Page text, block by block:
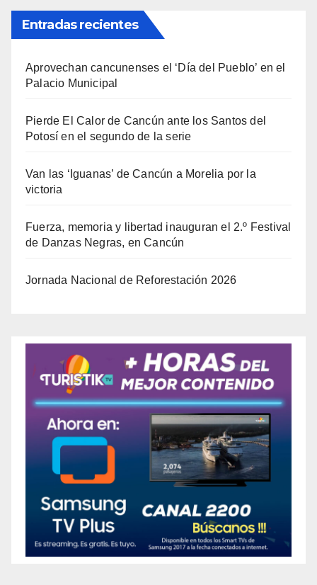
Entradas recientes
Aprovechan cancunenses el ‘Día del Pueblo’ en el
Palacio Municipal
Pierde El Calor de Cancún ante los Santos del
Potosí en el segundo de la serie
Van las ‘Iguanas’ de Cancún a Morelia por la
victoria
Fuerza, memoria y libertad inauguran el 2.º Festival
de Danzas Negras, en Cancún
Jornada Nacional de Reforestación 2026